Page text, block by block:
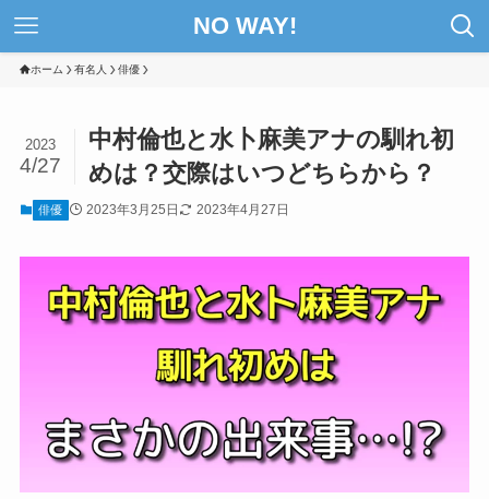
NO WAY!
ホーム 有名人 俳優
中村倫也と水卜麻美アナの馴れ初
めは？交際はいつどちらから？
2023
4/27
俳優 2023年3月25日 2023年4月27日